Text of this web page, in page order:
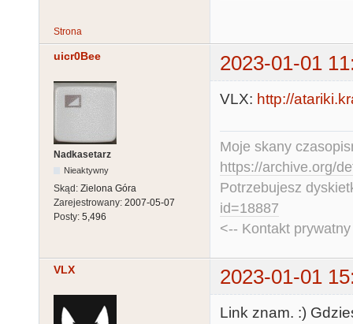
Strona
uicr0Bee 2023-01-01
Nadkasetarz
Nieaktywny
Skąd: Zielona Góra
Zarejestrowany: 2007-05-07
Posty: 5,496
VLX: http://
Moje skany
https://archive.org/
Potrzebujesz
id=18887
<-- Kontakt
VLX 2023-01-01
Link znam. :)